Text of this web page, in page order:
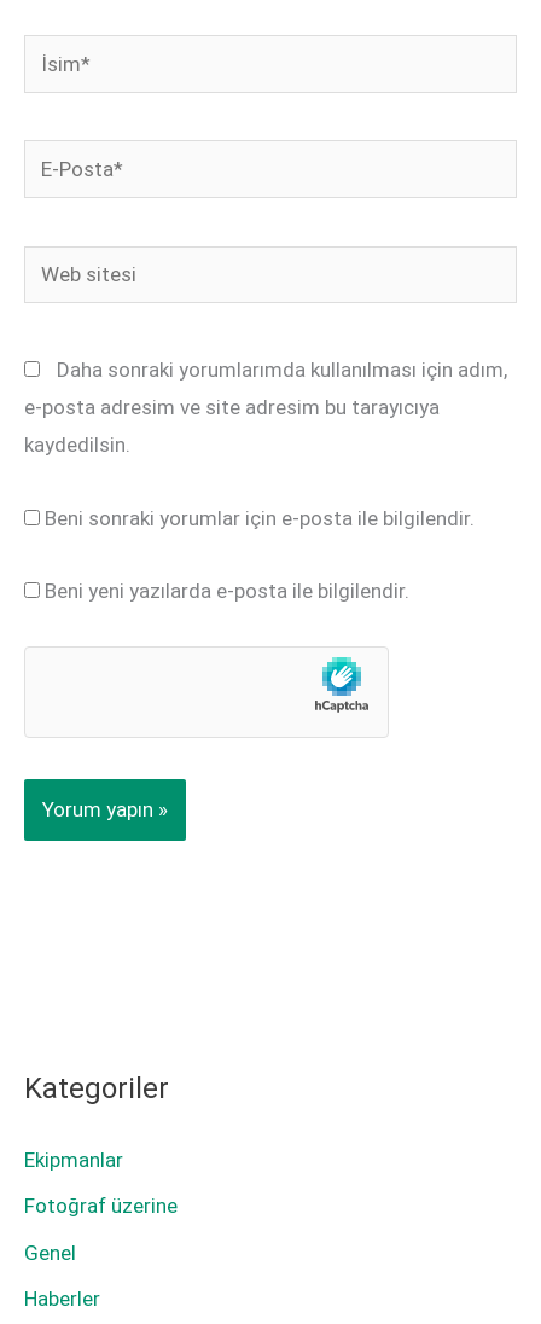
İsim*
Posta*
Web
sitesi
Daha sonraki yorumlarımda kullanılması için adım,
e-posta adresim ve site adresim bu tarayıcıya
kaydedilsin.
Beni sonraki yorumlar için e-posta ile bilgilendir.
Beni yeni yazılarda e-posta ile bilgilendir.
Kategoriler
Ekipmanlar
Fotoğraf üzerine
Genel
Haberler